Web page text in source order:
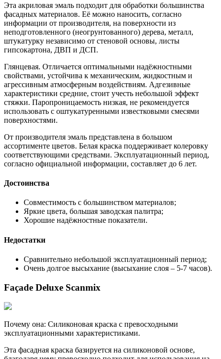
Эта акриловая эмаль подходит для обработки большинства
фасадных материалов. Её можно наносить, согласно
информации от производителя, на поверхности из
неподготовленного (неогрунтованного) дерева, металл,
штукатурку независимо от стеновой основы, листы
гипсокартона, ДВП и ДСП.
Глянцевая. Отличается оптимальными надёжностными
свойствами, устойчива к механическим, жидкостным и
агрессивным атмосферным воздействиям. Адгезивные
характеристики средние, стоит учесть небольшой эффект
стяжки. Паропроницаемость низкая, не рекомендуется
использовать с оштукатуренными известковыми смесями
поверхностями.
От производителя эмаль представлена в большом
ассортименте цветов. Белая краска поддерживает колеровку
соответствующими средствами. Эксплуатационный период,
согласно официальной информации, составляет до 6 лет.
Достоинства
Совместимость с большинством материалов;
Яркие цвета, большая заводская палитра;
Хорошие надёжностные показатели.
Недостатки
Сравнительно небольшой эксплуатационный период;
Очень долгое высыхание (высыхание слоя – 5-7 часов).
Façade Deluxe Scanmix
Почему она: Силиконовая краска с превосходными
эксплуатационными характеристиками.
Эта фасадная краска базируется на силиконовой основе,